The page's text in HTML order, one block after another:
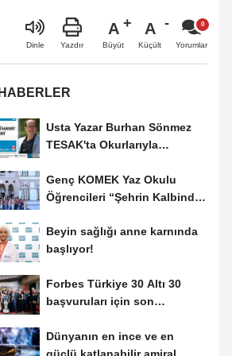
Dinle Yazdır
A
Büyüt
A
Küçült Yorumlar
Usta Yazar Burhan Sönmez
TESAK'ta Okurlarıyla
Genç KOMEK Yaz Okulu
Öğrencileri “Şehrin Kalbinde
Beyin sağlığı anne karnında
başlıyor!
Forbes Türkiye 30 Altı 30
başvuruları için son
Dünyanın en ince ve en